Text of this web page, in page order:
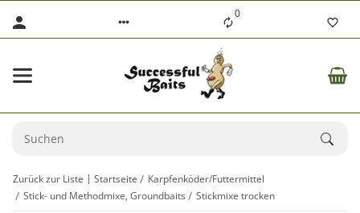
0
Zurück zur Liste Startseite
Karpfenköder/Futtermittel
Stick- und Methodmixe, Groundbaits
Stickmixe trocken